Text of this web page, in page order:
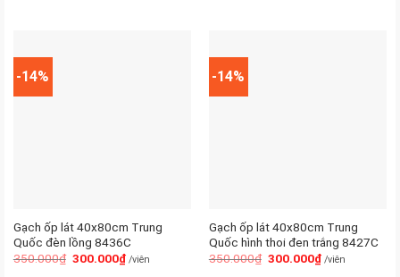
-14%
Gạch ốp lát 40x80cm Trung
Quốc đèn lồng 8436C
350.000₫ 300.000₫/viên
-14%
Gạch ốp lát 40x80cm Trung
Quốc hình thoi đen trắng 8427C
350.000₫ 300.000₫/viên